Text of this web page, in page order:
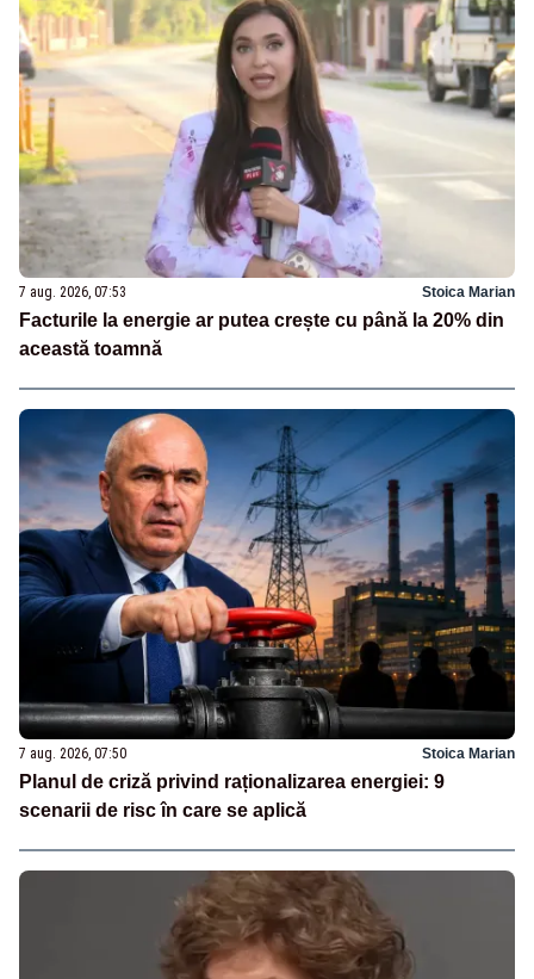
7 aug. 2026, 07:53 Stoica Marian
Facturile la energie ar putea crește cu până la 20% din
această toamnă
7 aug. 2026, 07:50 Stoica Marian
Planul de criză privind raționalizarea energiei: 9
scenarii de risc în care se aplică